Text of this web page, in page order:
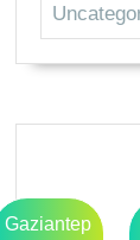
Gaziantep